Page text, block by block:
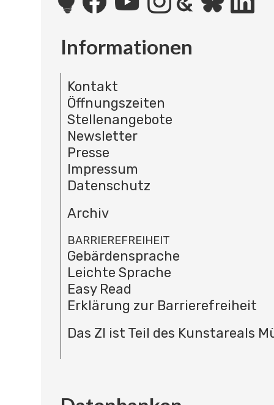
Informationen
Kontakt
Öffnungszeiten
Stellenangebote
Newsletter
Presse
Impressum
Datenschutz
Archiv
BARRIEREFREIHEIT
Gebärdensprache
Leichte Sprache
Easy Read
Erklärung zur Barrierefreiheit
Das ZI ist Teil des Kunstareals